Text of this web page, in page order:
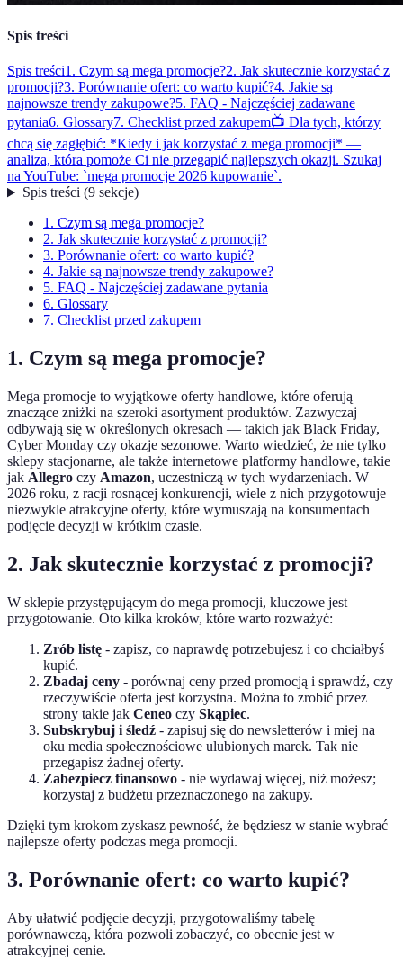
Spis treści
Spis treści1. Czym są mega promocje?2. Jak skutecznie korzystać z
promocji?3. Porównanie ofert: co warto kupić?4. Jakie są
najnowsze trendy zakupowe?5. FAQ - Najczęściej zadawane
pytania6. Glossary7. Checklist przed zakupem📺 Dla tych, którzy
chcą się zagłębić: *Kiedy i jak korzystać z mega promocji* —
analiza, która pomoże Ci nie przegapić najlepszych okazji. Szukaj
na YouTube: `mega promocje 2026 kupowanie`.
Spis treści(9 sekcje)
1. Czym są mega promocje?
2. Jak skutecznie korzystać z promocji?
3. Porównanie ofert: co warto kupić?
4. Jakie są najnowsze trendy zakupowe?
5. FAQ - Najczęściej zadawane pytania
6. Glossary
7. Checklist przed zakupem
1. Czym są mega promocje?
Mega promocje to wyjątkowe oferty handlowe, które oferują
znaczące zniżki na szeroki asortyment produktów. Zazwyczaj
odbywają się w określonych okresach — takich jak Black Friday,
Cyber Monday czy okazje sezonowe. Warto wiedzieć, że nie tylko
sklepy stacjonarne, ale także internetowe platformy handlowe, takie
jak Allegro czy Amazon, uczestniczą w tych wydarzeniach. W
2026 roku, z racji rosnącej konkurencji, wiele z nich przygotowuje
niezwykle atrakcyjne oferty, które wymuszają na konsumentach
podjęcie decyzji w krótkim czasie.
2. Jak skutecznie korzystać z promocji?
W sklepie przystępującym do mega promocji, kluczowe jest
przygotowanie. Oto kilka kroków, które warto rozważyć:
Zrób listę - zapisz, co naprawdę potrzebujesz i co chciałbyś
kupić.
Zbadaj ceny - porównaj ceny przed promocją i sprawdź, czy
rzeczywiście oferta jest korzystna. Można to zrobić przez
strony takie jak Ceneo czy Skąpiec.
Subskrybuj i śledź - zapisuj się do newsletterów i miej na
oku media społecznościowe ulubionych marek. Tak nie
przegapisz żadnej oferty.
Zabezpiecz finansowo - nie wydawaj więcej, niż możesz;
korzystaj z budżetu przeznaczonego na zakupy.
Dzięki tym krokom zyskasz pewność, że będziesz w stanie wybrać
najlepsze oferty podczas mega promocji.
3. Porównanie ofert: co warto kupić?
Aby ułatwić podjęcie decyzji, przygotowaliśmy tabelę
porównawczą, która pozwoli zobaczyć, co obecnie jest w
atrakcyjnej cenie.